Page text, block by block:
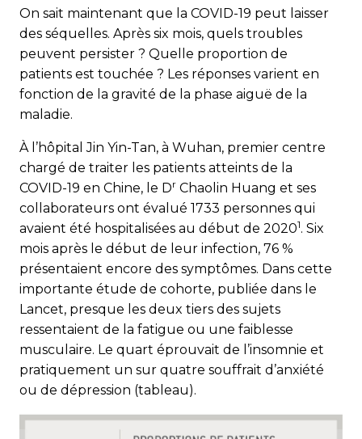
On sait maintenant que la COVID-19 peut laisser
des séquelles. Après six mois, quels troubles
peuvent persister ? Quelle proportion de
patients est touchée ? Les réponses varient en
fonction de la gravité de la phase aiguë de la
maladie.
À l’hôpital Jin Yin-Tan, à Wuhan, premier centre
chargé de traiter les patients atteints de la
COVID-19 en Chine, le Dr Chaolin Huang et ses
collaborateurs ont évalué 1733 personnes qui
avaient été hospitalisées au début de 20201. Six
mois après le début de leur infection, 76 %
présentaient encore des symptômes. Dans cette
importante étude de cohorte, publiée dans le
Lancet, presque les deux tiers des sujets
ressentaient de la fatigue ou une faiblesse
musculaire. Le quart éprouvait de l’insomnie et
pratiquement un sur quatre souffrait d’anxiété
ou de dépression (tableau).